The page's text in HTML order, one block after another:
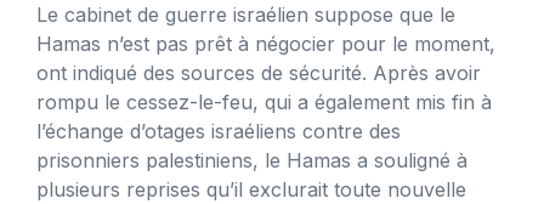
Le cabinet de guerre israélien suppose que le
Hamas n’est pas prêt à négocier pour le moment,
ont indiqué des sources de sécurité. Après avoir
rompu le cessez-le-feu, qui a également mis fin à
l’échange d’otages israéliens contre des
prisonniers palestiniens, le Hamas a souligné à
plusieurs reprises qu’il exclurait toute nouvelle